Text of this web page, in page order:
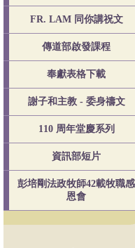
FR. LAM 同你講祝文
傳道部啟發課程
奉獻表格下載
謝子和主教 - 委身禱文
110 周年堂慶系列
資訊部短片
彭培剛法政牧師42載牧職感
恩會